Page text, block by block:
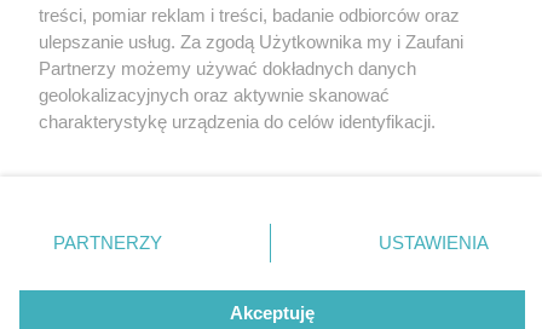
Nie zapomnij
zapoznać się z:
polityką prywatności
Twojemiasto
Piekary Śląskie
Chorzów
Tarnowskie Góry
Gliwice
Skontakuj sięz nami
Kontakt
Redakcja
Newsletter
treści, pomiar reklam i treści, badanie odbiorców oraz
ulepszanie usług. Za zgodą Użytkownika my i Zaufani
Partnerzy możemy używać dokładnych danych
geolokalizacyjnych oraz aktywnie skanować
charakterystykę urządzenia do celów identyfikacji.
zmienić/wycofać klikając przycisk ustawień prywatności
znajdujący się w lewym dolnym rogu strony
rodzaje przetwarzania danych nie wymagają zgody
użytkownika, ale masz prawo sprzeciwić się takiemu
PARTNERZY USTAWIENIA
Akceptuję